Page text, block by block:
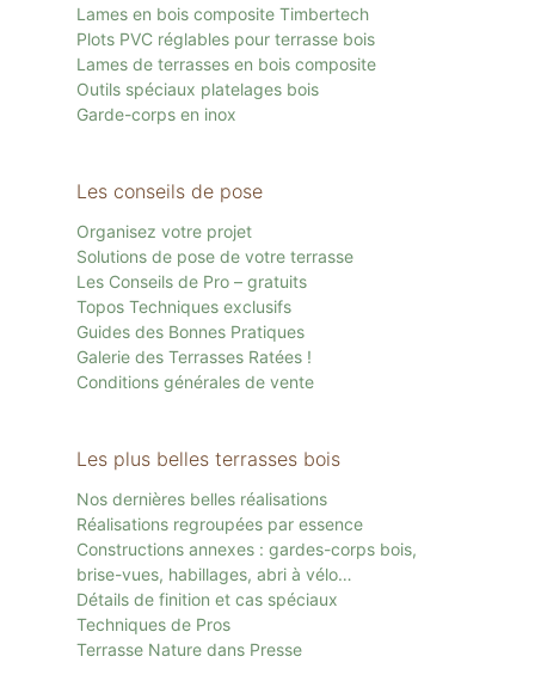
Lames en bois composite Timbertech
Plots PVC réglables pour terrasse bois
Lames de terrasses en bois composite
Outils spéciaux platelages bois
Garde-corps en inox
Les conseils de pose
Organisez votre projet
Solutions de pose de votre terrasse
Les Conseils de Pro – gratuits
Topos Techniques exclusifs
Guides des Bonnes Pratiques
Galerie des Terrasses Ratées !
Conditions générales de vente
Les plus belles terrasses bois
Nos dernières belles réalisations
Réalisations regroupées par essence
Constructions annexes : gardes-corps bois,
brise-vues, habillages, abri à vélo…
Détails de finition et cas spéciaux
Techniques de Pros
Terrasse Nature dans Presse